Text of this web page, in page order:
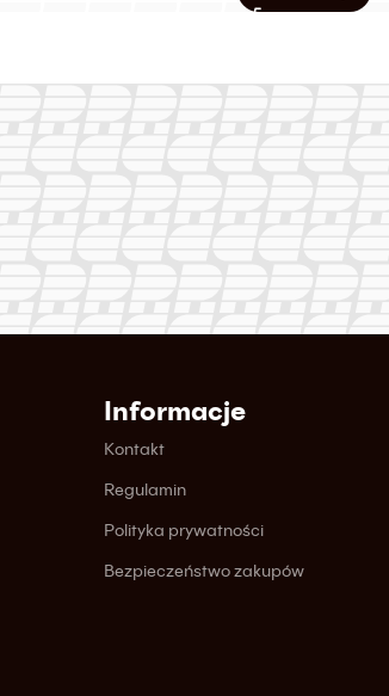
Informacje
Kontakt
Regulamin
Polityka prywatności
Bezpieczeństwo zakupów